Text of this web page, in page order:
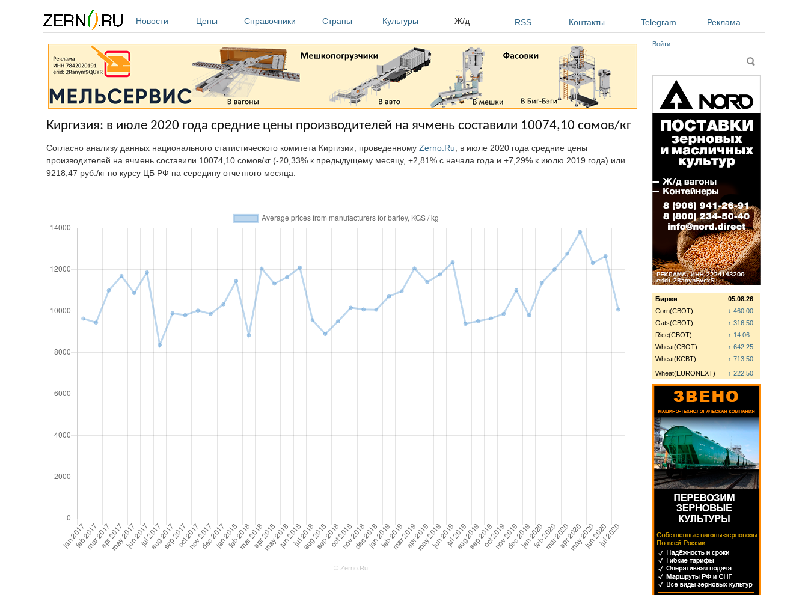
Новости
Цены Справочники Страны Культуры Ж/д RSS Контакты Telegram Реклама
Киргизия: в июле 2020 года средние цены производителей на ячмень составили 10074,10 сомов/кг
Согласно анализу данных национального статистического комитета Киргизии, проведенному Zerno.Ru , в июле 2020 года средние цены
производителей на ячмень составили 10074,10 сомов/кг (-20,33% к предыдущему месяцу, +2,81% с начала года и +7,29% к июлю 2019 года) или
9218,47 руб./кг по курсу ЦБ РФ на середину отчетного месяца.
Войти
Поиск
Биржи
05.08.26
Corn(CBOT)
↓ 460.00
Oats(CBOT)
↑ 316.50
Rice(CBOT)
↑ 14.06
Wheat(CBOT)
↑ 642.25
Wheat(KCBT)
↑ 713.50
Wheat(EURONEXT)
↑ 222.50